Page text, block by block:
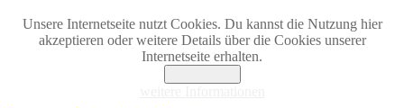
Unsere Internetseite nutzt Cookies. Du kannst die Nutzung hier
akzeptieren oder weitere Details über die Cookies unserer
Internetseite erhalten.